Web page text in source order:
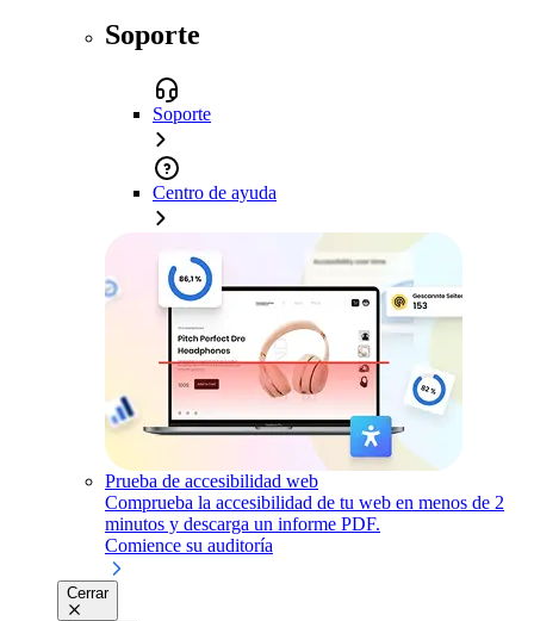
Soporte
Soporte
Centro de ayuda
Prueba de accesibilidad web
Comprueba la accesibilidad de tu web en menos de 2
minutos y descarga un informe PDF.
Comience su auditoría
Cerrar